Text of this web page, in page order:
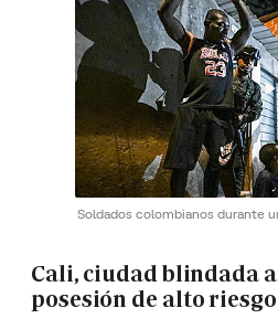
Soldados colombianos durante
Cali, ciudad blindada
posesión de alto